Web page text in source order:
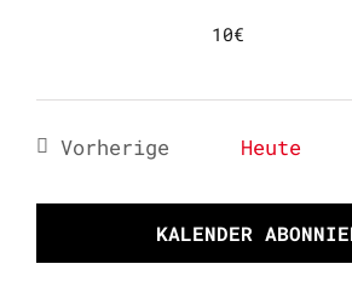
10€
Vorherige
Heute
KALENDER